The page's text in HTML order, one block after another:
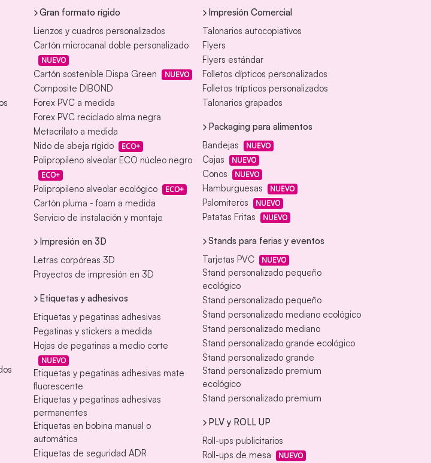
Gran formato rígido
Lienzos y cuadros personalizados
Cartón microcanal doble personalizado
NUEVO
Cartón sostenible Dispa Green NUEVO
Composite DIBOND
Forex PVC a medida
Forex PVC reciclado alma negra
Metacrilato a medida
Nido de abeja rígido
ECO+
Polipropileno alveolar ECO núcleo negro
ECO+
Polipropileno alveolar ecológico ECO+
Cartón pluma - foam a medida
Servicio de instalación y montaje
Impresión en 3D
Letras corpóreas 3D
Proyectos de impresión en 3D
Etiquetas y adhesivos
Etiquetas y pegatinas adhesivas
Pegatinas y stickers a medida
Hojas de pegatinas a medio corte
NUEVO
Etiquetas y pegatinas adhesivas mate
fluorescente
Etiquetas y pegatinas adhesivas
permanentes
Etiquetas en bobina manual o
automática
Etiquetas de seguridad ADR
Impresión Comercial
Talonarios autocopiativos
Flyers
Flyers estándar
Folletos dípticos personalizados
Folletos trípticos personalizados
Talonarios grapados
Packaging para alimentos
Bandejas
NUEVO
Cajas NUEVO
Conos NUEVO
Hamburguesas NUEVO
Palomiteros NUEVO
Patatas Fritas NUEVO
Stands para ferias y eventos
Tarjetas PVC
NUEVO
Stand personalizado pequeño
ecológico
Stand personalizado pequeño
Stand personalizado mediano ecológico
Stand personalizado mediano
Stand personalizado grande ecológico
Stand personalizado grande
Stand personalizado premium
ecológico
Stand personalizado premium
PLV y ROLL UP
Roll-ups publicitarios
Roll-ups de mesa
NUEVO